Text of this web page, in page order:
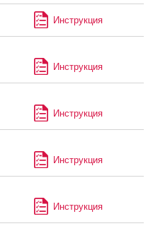
Инструкция
Инструкция
Инструкция
Инструкция
Инструкция